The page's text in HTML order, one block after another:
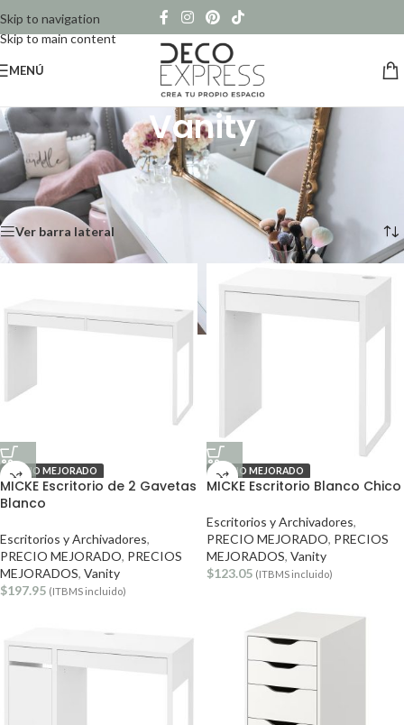
Skip to navigation
Skip to main content
MENÚ
Vanity
Maquillaje a la mano
Inicio /Vanity Mostrando los 8 resultados
Ver barra lateral
PRECIO MEJORADO
MICKE Escritorio de 2 Gavetas
Blanco
Escritorios y Archivadores,
PRECIO MEJORADO, PRECIOS
MEJORADOS, Vanity
$197.95 (ITBMS incluido)
PRECIO MEJORADO
MICKE Escritorio Blanco Chico
Escritorios y Archivadores,
PRECIO MEJORADO, PRECIOS
MEJORADOS, Vanity
$123.05 (ITBMS incluido)